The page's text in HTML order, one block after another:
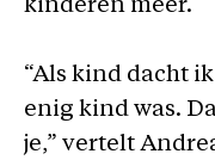
kinderen meer.
“Als kind dacht
enig kind was.
je,” vertelt